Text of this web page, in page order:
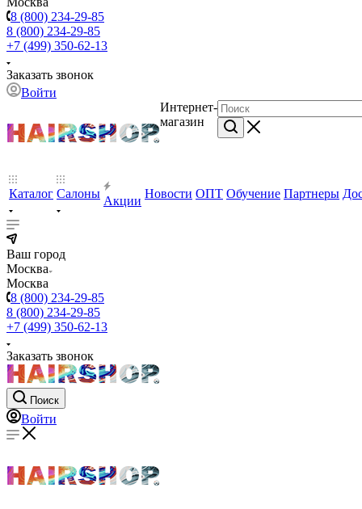
8 (800) 234-29-85
8 (800) 234-29-85
+7 (499) 350-62-13
Заказать звонок
Войти
Интернет-
магазин
Каталог Салоны
Акции
Новости ОПТ Обучение Партнеры
Ваш город
Москва
Москва
8 (800) 234-29-85
8 (800) 234-29-85
+7 (499) 350-62-13
Заказать звонок
Поиск
Войти